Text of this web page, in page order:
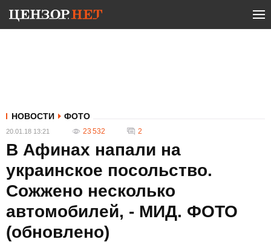
НОВОСТИ ФОТО
20.01.18 13:21 23 532 2
В Афинах напали на
украинское посольство.
Сожжено несколько
автомобилей, - МИД. ФОТО
(обновлено)